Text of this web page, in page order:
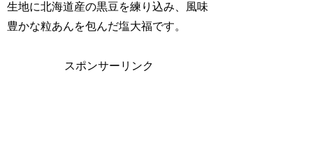
生地に北海道産の黒豆を練り込み、風味
豊かな粒あんを包んだ塩大福です。
スポンサーリンク